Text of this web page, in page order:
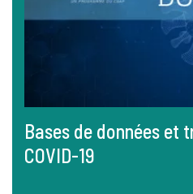
Bases de données et
COVID-19